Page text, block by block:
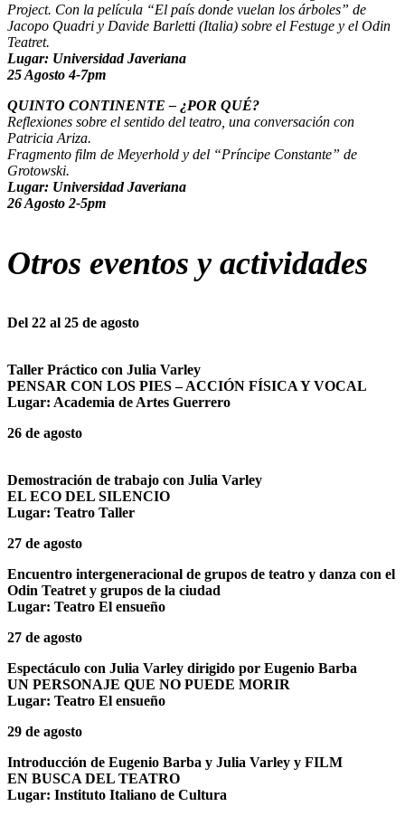
Project. Con la película “El país donde vuelan los árboles” de
Jacopo Quadri y Davide Barletti (Italia) sobre el Festuge y el Odin
Teatret.
Lugar: Universidad Javeriana
25 Agosto 4-7pm
QUINTO CONTINENTE – ¿POR QUÉ?
Reflexiones sobre el sentido del teatro, una conversación con
Patricia Ariza.
Fragmento film de Meyerhold y del “Príncipe Constante” de
Grotowski.
Lugar: Universidad Javeriana
26 Agosto 2-5pm
Otros eventos y actividades
Del 22 al 25 de agosto
Taller Práctico con Julia Varley
PENSAR CON LOS PIES – ACCIÓN FÍSICA Y VOCAL
Lugar: Academia de Artes Guerrero
26 de agosto
Demostración de trabajo con Julia Varley
EL ECO DEL SILENCIO
Lugar: Teatro Taller
27 de agosto
Encuentro intergeneracional de grupos de teatro y danza con el
Odin Teatret y grupos de la ciudad
Lugar: Teatro El ensueño
27 de agosto
Espectáculo con Julia Varley dirigido por Eugenio Barba
UN PERSONAJE QUE NO PUEDE MORIR
Lugar: Teatro El ensueño
29 de agosto
Introducción de Eugenio Barba y Julia Varley y FILM
EN BUSCA DEL TEATRO
Lugar: Instituto Italiano de Cultura